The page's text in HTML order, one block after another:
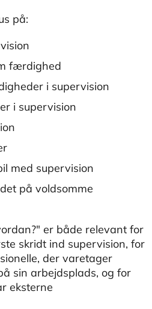
på:
færdighed
i supervision
i supervision
med supervision
på voldsomme
er både relevant for
skridt ind supervision, for
der varetager
sin arbejdsplads, og for
eksterne